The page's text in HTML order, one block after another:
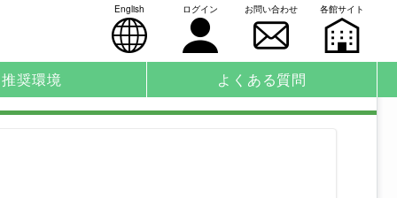
English ログイン お問い合わせ 各館サイト
推奨環境 よくある質問